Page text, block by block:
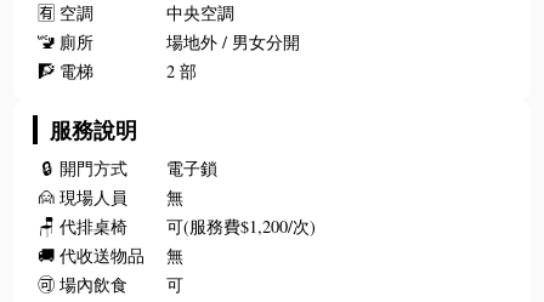
🈶 空調
中央空調
🚾 廁所
場地外 / 男女分開
🧗 電梯 2 部
服務說明
🔒 開門方式
電子鎖
🙍 現場人員
無
🪑 代排桌椅
可(服務費$1,200/次)
🚚 代收送物品
無
🉑 場內飲食 可